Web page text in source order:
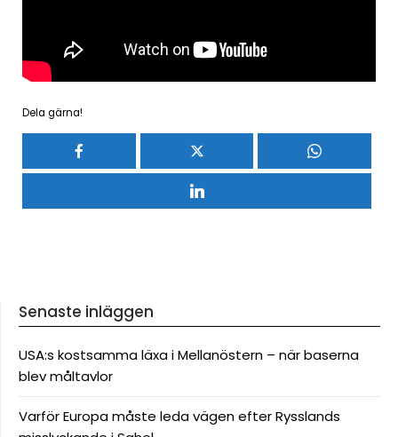
Dela gärna!
Senaste inläggen
USA:s kostsamma läxa i Mellanöstern – när baserna
blev måltavlor
Varför Europa måste leda vägen efter Rysslands